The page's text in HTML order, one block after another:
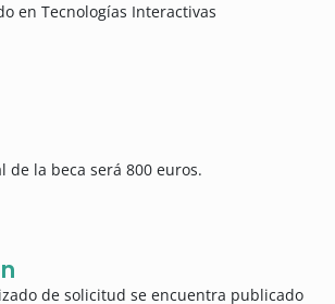
en Tecnologías Interactivas
de la beca será 800 euros.
de solicitud se encuentra publicado